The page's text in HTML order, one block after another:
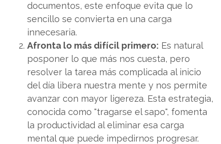
documentos, este enfoque evita que lo
sencillo se convierta en una carga
innecesaria.
Afronta lo más difícil primero: Es natural
posponer lo que más nos cuesta, pero
resolver la tarea más complicada al inicio
del día libera nuestra mente y nos permite
avanzar con mayor ligereza. Esta estrategia,
conocida como "tragarse el sapo", fomenta
la productividad al eliminar esa carga
mental que puede impedirnos progresar.